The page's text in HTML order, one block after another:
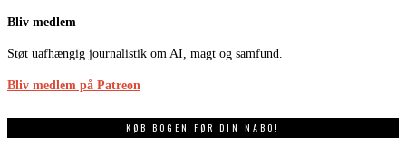
Bliv medlem
Støt uafhængig journalistik om AI, magt og samfund.
Bliv medlem på Patreon
KØB BOGEN FØR DIN NABO!